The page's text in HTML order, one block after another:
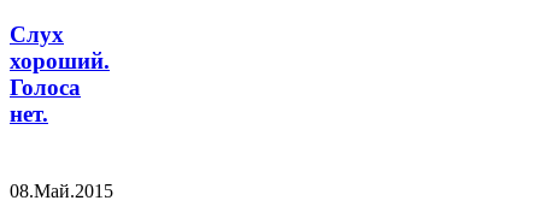
Слух
хороший.
Голоса
нет.
08.Май.2015